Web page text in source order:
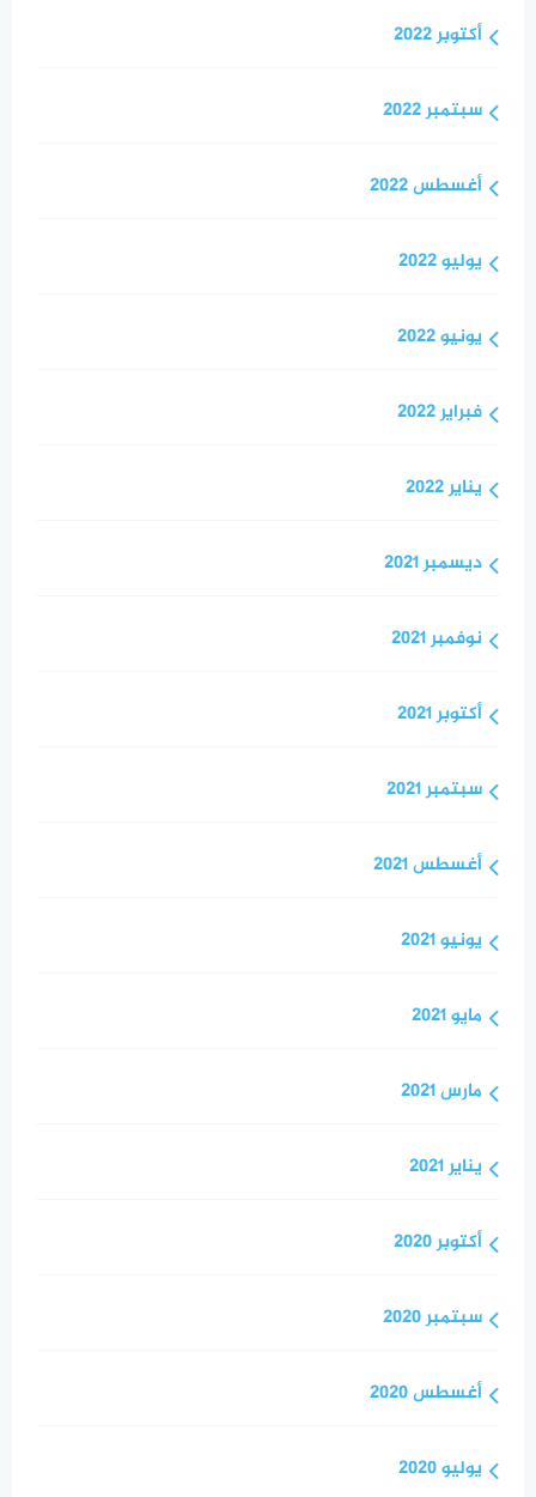
أكتوبر 2022
سبتمبر 2022
أغسطس 2022
يوليو 2022
يونيو 2022
فبراير 2022
يناير 2022
ديسمبر 2021
نوفمبر 2021
أكتوبر 2021
سبتمبر 2021
أغسطس 2021
يونيو 2021
مايو 2021
مارس 2021
يناير 2021
أكتوبر 2020
سبتمبر 2020
أغسطس 2020
يوليو 2020